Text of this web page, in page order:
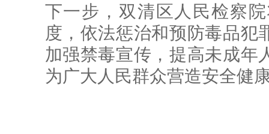
下一步，双清区人民检察
度，依法惩治和预防毒品犯
加强禁毒宣传，提高未成年
为广大人民群众营造安全健